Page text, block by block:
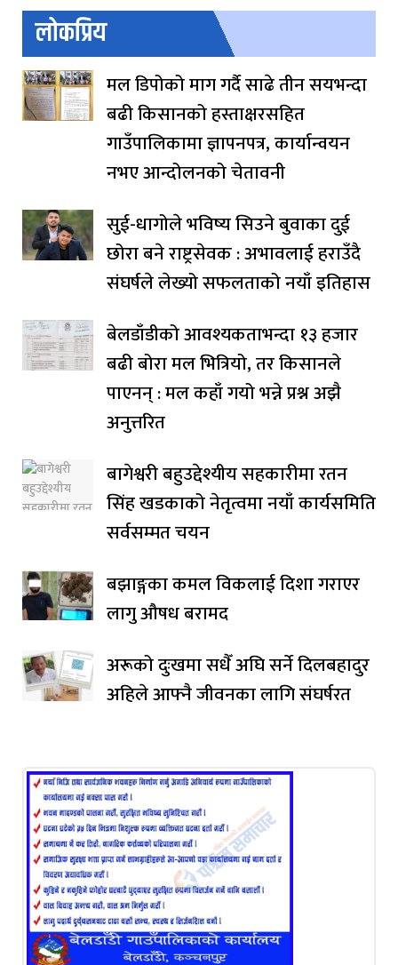
लोकप्रिय
मल डिपोको माग गर्दै साढे तीन सयभन्दा
बढी किसानको हस्ताक्षरसहित
गाउँपालिकामा ज्ञापनपत्र, कार्यान्वयन
नभए आन्दोलनको चेतावनी
सुई-धागोले भविष्य सिउने बुवाका दुई
छोरा बने राष्ट्रसेवक : अभावलाई हराउँदै
संघर्षले लेख्यो सफलताको नयाँ इतिहास
बेलडाँडीको आवश्यकताभन्दा १३ हजार
बढी बोरा मल भित्रियो, तर किसानले
पाएनन् : मल कहाँ गयो भन्ने प्रश्न अझै
अनुत्तरित
बागेश्वरी बहुउद्देश्यीय सहकारीमा रतन
सिंह खडकाको नेतृत्वमा नयाँ कार्यसमिति
सर्वसम्मत चयन
बझाङ्गका कमल विकलाई दिशा गराएर
लागु औषध बरामद
अरूको दुःखमा सधैँ अघि सर्ने दिलबहादुर
अहिले आफ्नै जीवनका लागि संघर्षरत